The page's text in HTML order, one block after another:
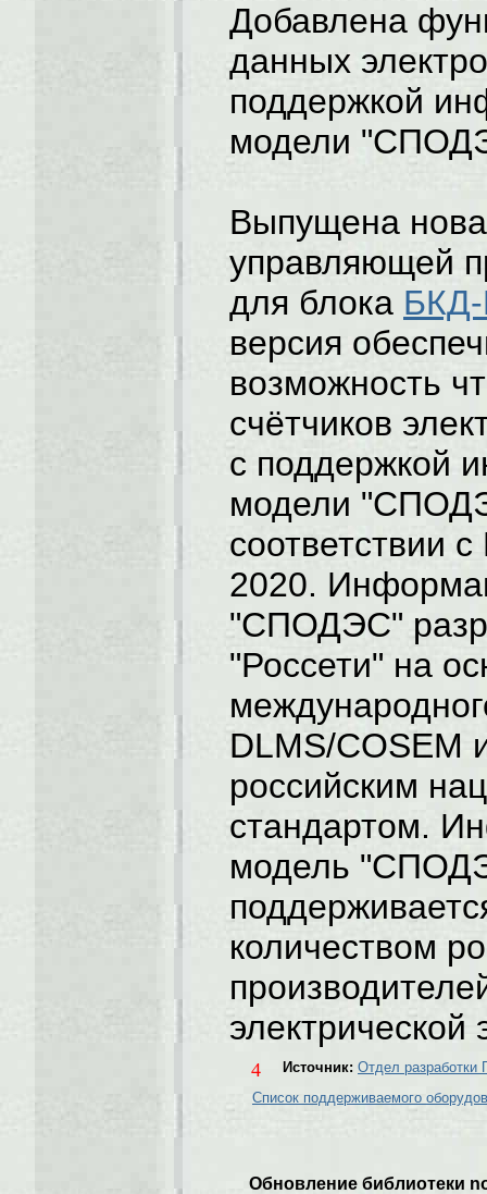
Добавлена
данных
поддержкой
модели
Выпущена
управляющей
для блока
версия
возможность
счётчиков
с поддержкой
модели
соответствии
2020.
"СПОДЭС"
"Россети" на
DLMS/COSEM
российским
стандартом.
модель
количеством
электрической
4 Источник: Отдел
Список поддерживаемого
Обновление библиотеки